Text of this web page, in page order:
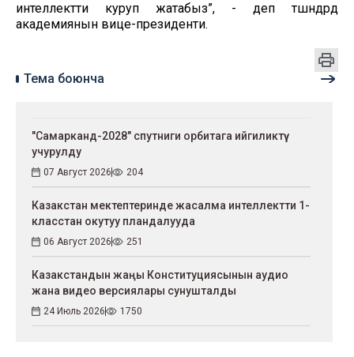
интеллектти куруп жатабыз”, - деп түшүндүрдү
академиянын вице-президенти.
Тема боюнча
"Самарканд-2028" спутниги орбитага ийгиликтүү
учурулду
07 Август 2026 204
Казакстан мектептеринде жасалма интеллектти 1-
класстан окутуу пландалууда
06 Август 2026 251
Казакстандын жаңы Конституциясынын аудио
жана видео версиялары сунушталды
24 Июль 2026 1750